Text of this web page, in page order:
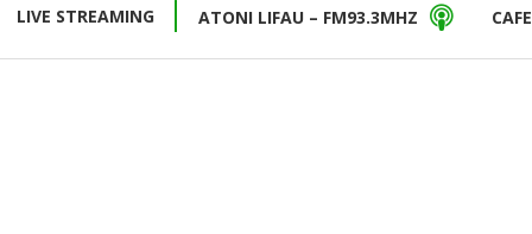
LIVE STREAMING ATONI LIFAU – FM93.3MHZ